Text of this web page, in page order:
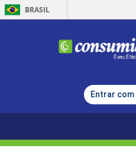
BRASIL
Entrar com